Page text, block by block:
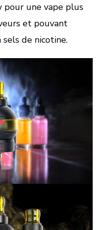
pour une vape plus
et pouvant
sels de nicotine.